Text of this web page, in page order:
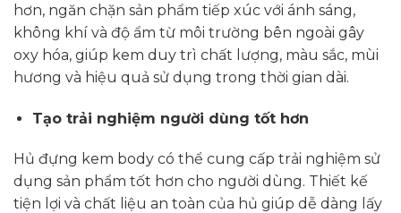
hơn, ngăn chặn sản phẩm tiếp xúc với ánh sáng,
không khí và độ ẩm từ môi trường bên ngoài gây
oxy hóa, giúp kem duy trì chất lượng, màu sắc, mùi
hương và hiệu quả sử dụng trong thời gian dài.
Tạo trải nghiệm người dùng tốt hơn
Hủ đựng kem body có thể cung cấp trải nghiệm sử
dụng sản phẩm tốt hơn cho người dùng. Thiết kế
tiện lợi và chất liệu an toàn của hủ giúp dễ dàng lấy